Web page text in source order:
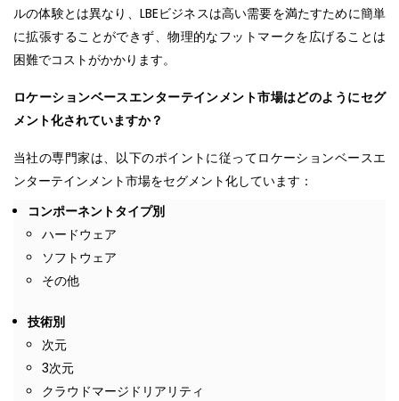
ルの体験とは異なり、LBEビジネスは高い需要を満たすために簡単
に拡張することができず、物理的なフットマークを広げることは
困難でコストがかかります。
ロケーションベースエンターテインメント市場はどのようにセグ
メント化されていますか？
当社の専門家は、以下のポイントに従ってロケーションベースエ
ンターテインメント市場をセグメント化しています：
コンポーネントタイプ別
ハードウェア
ソフトウェア
その他
技術別
次元
3次元
クラウドマージドリアリティ